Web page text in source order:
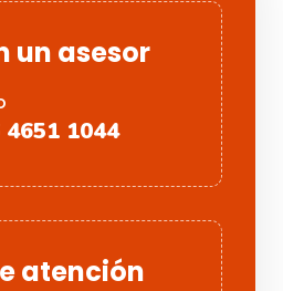
un asesor
4651 1044
atención